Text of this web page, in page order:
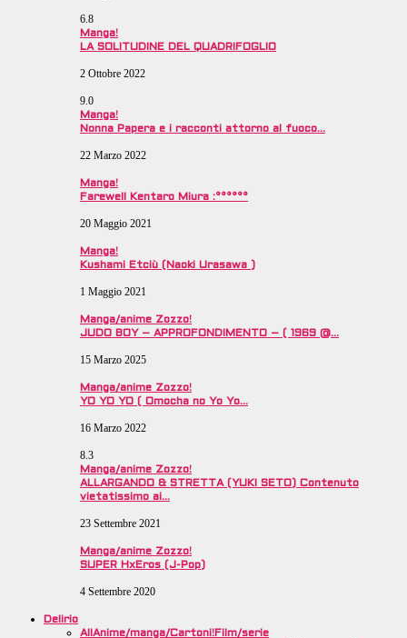
6.8
Manga!
LA SOLITUDINE DEL QUADRIFOGLIO
2 Ottobre 2022
9.0
Manga!
Nonna Papera e i racconti attorno al fuoco…
22 Marzo 2022
Manga!
Farewell Kentaro Miura :°°°°°°
20 Maggio 2021
Manga!
Kushami Etciù (Naoki Urasawa )
1 Maggio 2021
Manga/anime Zozzo!
JUDO BOY – APPROFONDIMENTO – ( 1969 @…
15 Marzo 2025
Manga/anime Zozzo!
YO YO YO ( Omocha no Yo Yo…
16 Marzo 2022
8.3
Manga/anime Zozzo!
ALLARGANDO & STRETTA (YUKI SETO) Contenuto
vietatissimo ai…
23 Settembre 2021
Manga/anime Zozzo!
SUPER HxEros (J-Pop)
4 Settembre 2020
Delirio
AllAnime/manga/Cartoni!Film/serie